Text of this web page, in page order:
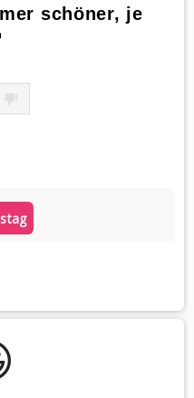
schöner, je